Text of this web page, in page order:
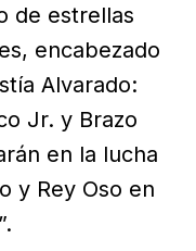
de estrellas
encabezado
Alvarado:
Jr. y Brazo
en la lucha
y Rey Oso en